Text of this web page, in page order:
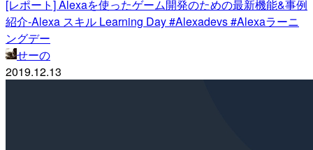
[レポート] Alexaを使ったゲーム開発のための最新機能&事例
紹介-Alexa スキル Learning Day #Alexadevs #Alexaラーニ
ングデー
せーの
2019.12.13